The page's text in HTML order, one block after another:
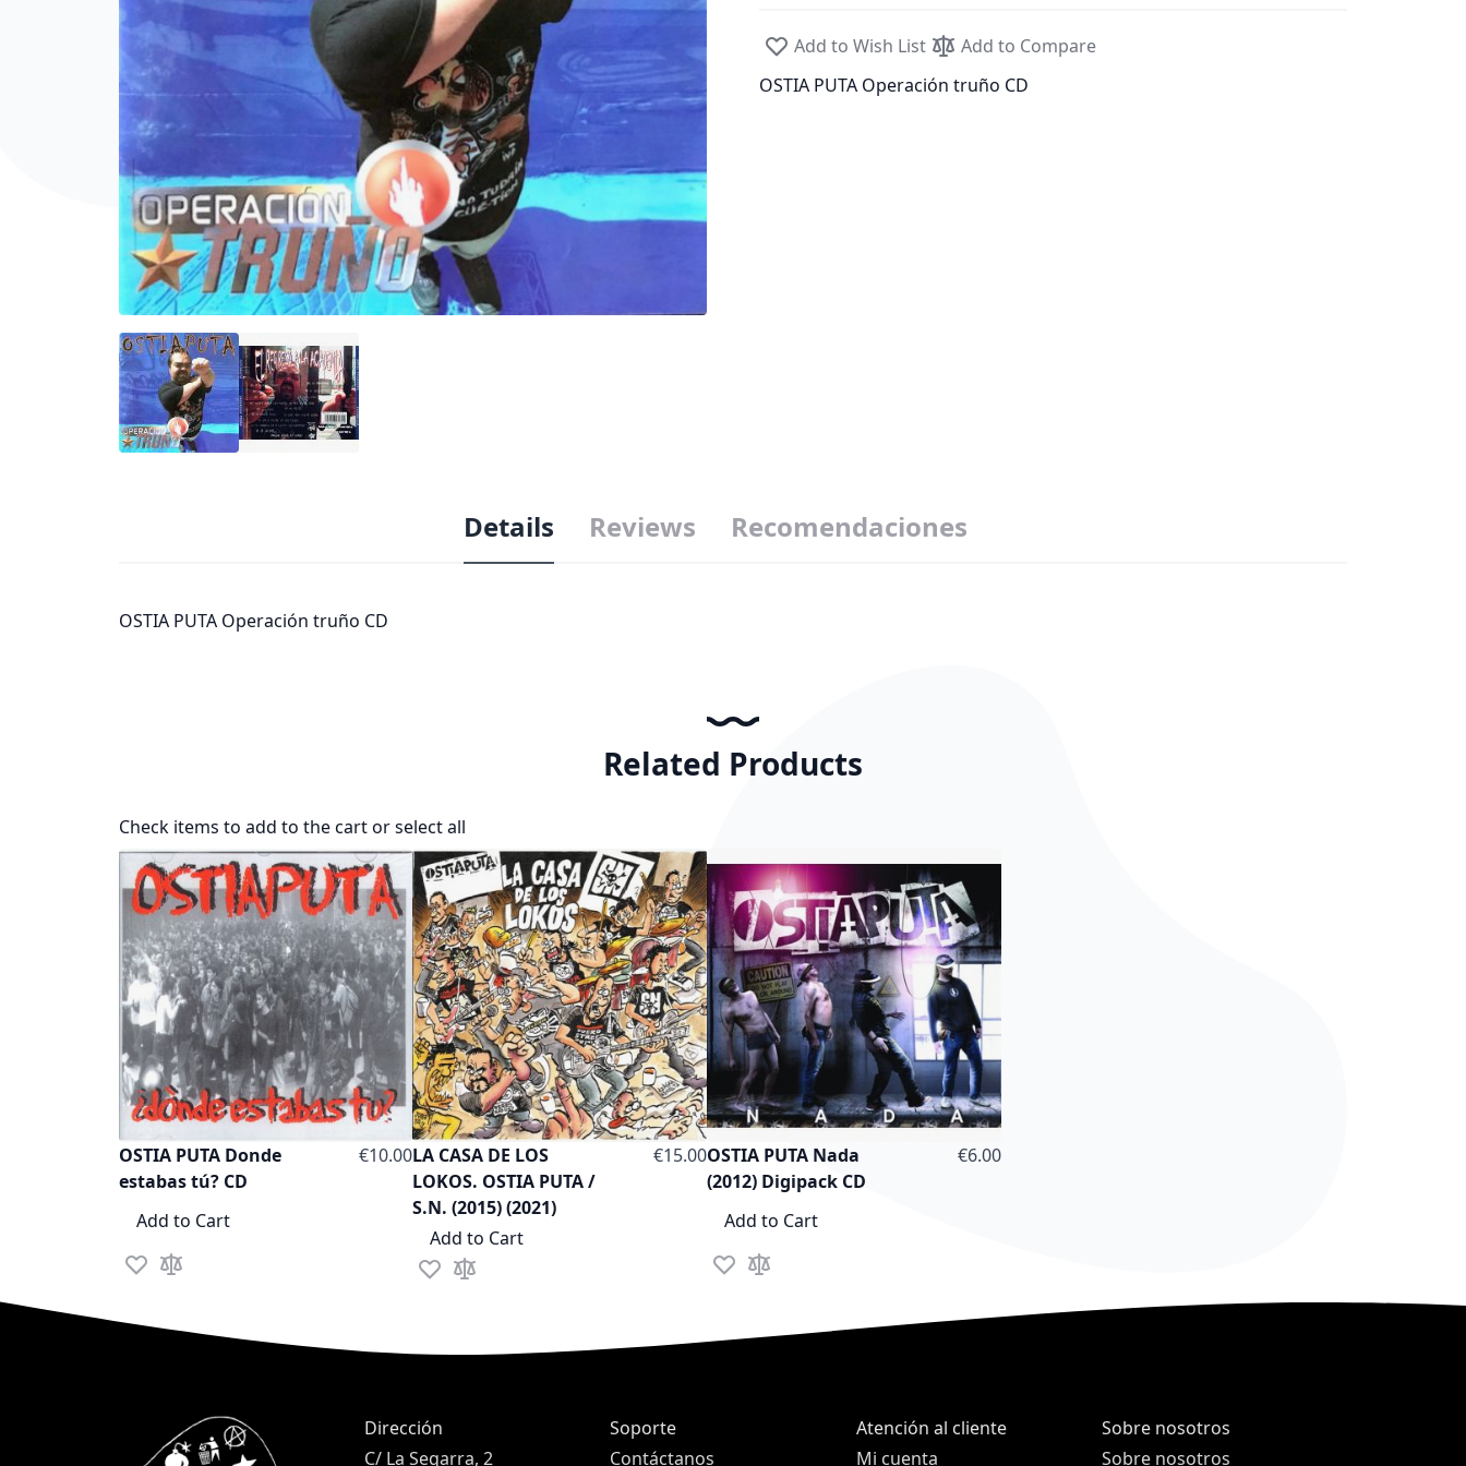
Add to Wish List
Add to Compare
OSTIA PUTA Operación truño CD
Details
OSTIA PUTA Operación truño CD
Reviews Recomendaciones
Related Products
Check items to add to the cart orselect all
OSTIA PUTA Donde
estabas tú? CD
€10.00
Add to Cart
Add to Wish List
Add to Compare
LA CASA DE LOS
LOKOS. OSTIA PUTA /
S.N. (2015) (2021)
€15.00
Add to Cart
Add to Wish List
Add to Compare
OSTIA PUTA Nada
(2012) Digipack CD
€6.00
Add to Cart
Add to Wish List
Add to Compare
Dirección
C/ La Segarra, 2
Soporte
Contáctanos
Atención al cliente
Mi cuenta
Sobre nosotros
Sobre nosotros